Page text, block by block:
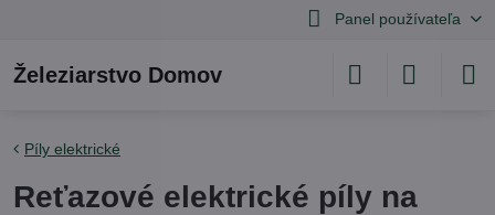
Panel používateľa
Železiarstvo Domov
Píly elektrické
Reťazové elektrické píly na